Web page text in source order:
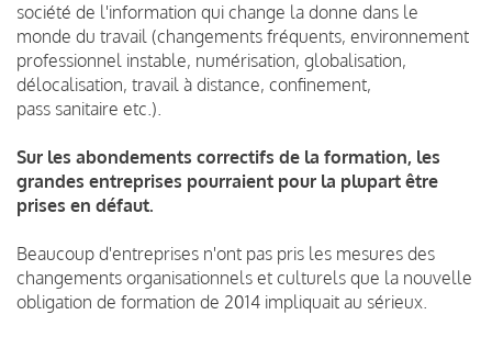
société de l'information qui change la donne dans le
monde du travail (changements fréquents, environnement
professionnel instable, numérisation, globalisation,
délocalisation, travail à distance, confinement,
pass sanitaire etc.).
Sur les abondements correctifs de la formation, les
grandes entreprises pourraient pour la plupart être
prises en défaut.
Beaucoup d'entreprises n'ont pas pris les mesures des
changements organisationnels et culturels que la nouvelle
obligation de formation de 2014 impliquait au sérieux.